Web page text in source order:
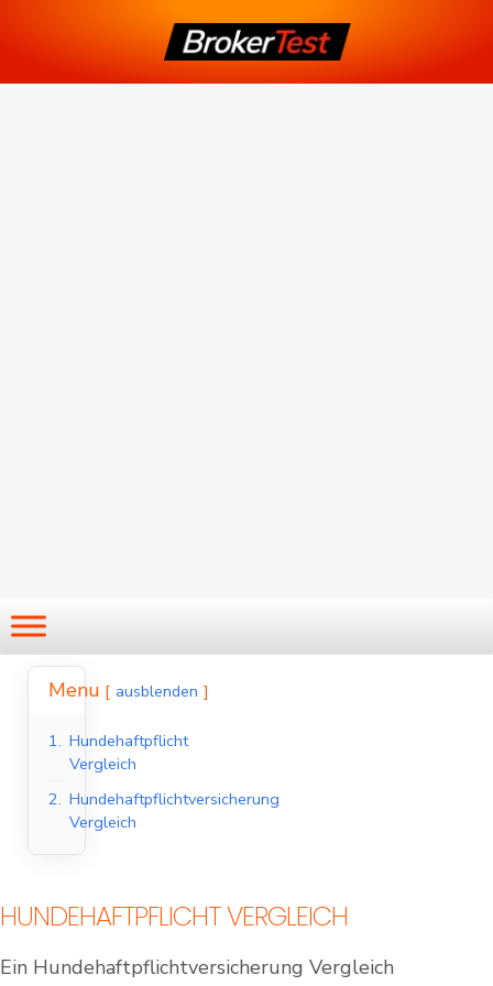
Menu ausblenden
1. Hundehaftpflicht
Vergleich
2. Hundehaftpflichtversicherung
Vergleich
HUNDEHAFTPFLICHT VERGLEICH
Ein Hundehaftpflichtversicherung Vergleich